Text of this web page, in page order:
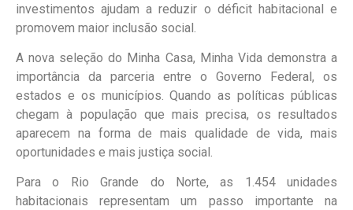
investimentos ajudam a reduzir o déficit habitacional e
promovem maior inclusão social.
A nova seleção do Minha Casa, Minha Vida demonstra a
importância da parceria entre o Governo Federal, os
estados e os municípios. Quando as políticas públicas
chegam à população que mais precisa, os resultados
aparecem na forma de mais qualidade de vida, mais
oportunidades e mais justiça social.
Para o Rio Grande do Norte, as 1.454 unidades
habitacionais representam um passo importante na